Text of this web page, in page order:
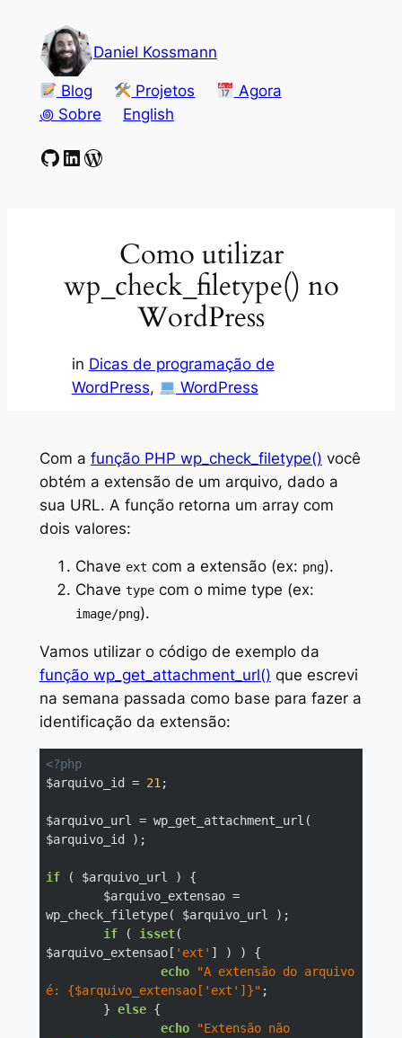
conteúdo
Daniel Kossmann
Blog Projetos
Agora
꩜ Sobre
English
GitHub
LinkedIn
WordPress
Como utilizar
wp_check_filetype() no
WordPress
in Dicas de programação de
WordPress, WordPress
Com a função PHP wp_check_filetype() você
obtém a extensão de um arquivo, dado a
sua URL. A função retorna um array com
dois valores:
Chave ext com a extensão (ex: png).
Chave typecom o mime type (ex:
image/png).
Vamos utilizar o código de exemplo da
função wp_get_attachment_url() que escrevi
na semana passada como base para fazer a
identificação da extensão:
<?php
$arquivo_id = 21 ;
$arquivo_url = wp_get_attachment_url(
$arquivo_id );
if ( $arquivo_url ) {
wp_check_filetype( $arquivo_url );
if ( isset(
$arquivo_extensao[ 'ext' ] ) ) {
echo
"A extensão do arquivo
é: {$arquivo_extensao['ext']}" ;
	}
else {
echo
"Extensão não